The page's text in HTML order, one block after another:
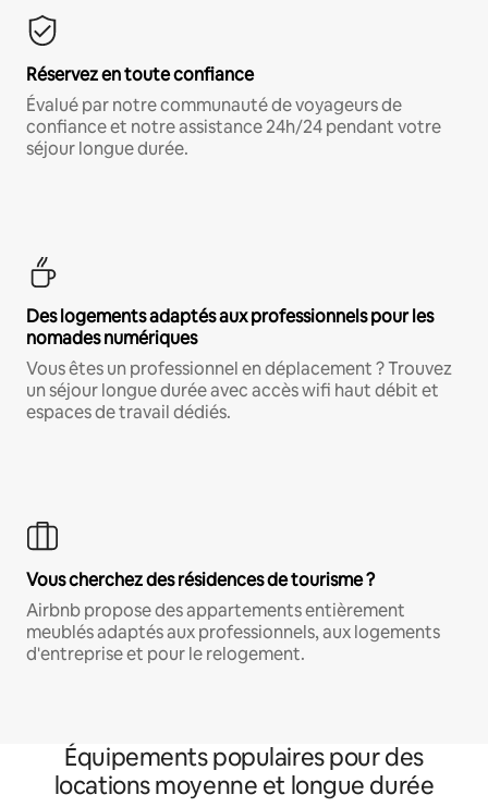
Réservez en toute confiance
Évalué par notre communauté de voyageurs de
confiance et notre assistance 24h/24 pendant votre
séjour longue durée.
Des logements adaptés aux professionnels pour les
nomades numériques
Vous êtes un professionnel en déplacement ? Trouvez
un séjour longue durée avec accès wifi haut débit et
espaces de travail dédiés.
Vous cherchez des résidences de tourisme ?
Airbnb propose des appartements entièrement
meublés adaptés aux professionnels, aux logements
d'entreprise et pour le relogement.
Équipements populaires pour des
locations moyenne et longue durée